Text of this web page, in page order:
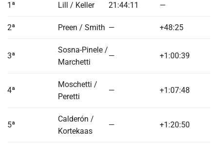
1ª Lill / Keller 21:44:11 —
2ª Preen / Smith — +48:25
3ª
Sosna-Pinele /
Marchetti
— +1:00:39
4ª
Moschetti /
Peretti
— +1:07:48
5ª
Calderón /
Kortekaas
— +1:20:50